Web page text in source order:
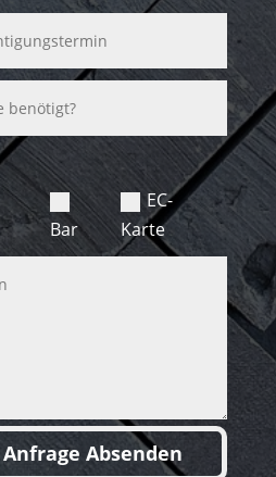
Bar
EC-
Karte
Anfrage Absenden